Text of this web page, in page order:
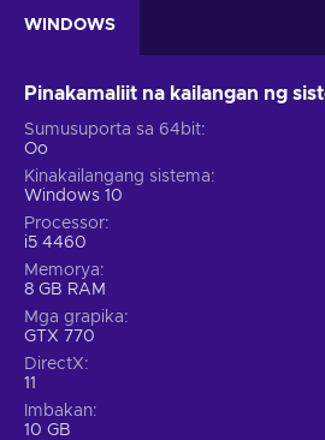
WINDOWS
Pinakamaliit na kailangan ng
Sumusuporta sa 64bit
Oo
Kinakailangang sistema
Windows 10
Processor
i5 4460
Memorya
8 GB RAM
Mga grapika
GTX 770
DirectX
11
Imbakan
10 GB